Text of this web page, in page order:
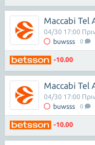
Maccabi Tel
buwsss 0
04/30 17:00
-10.00
Maccabi Tel
buwsss 0
04/30 17:00
-10.00